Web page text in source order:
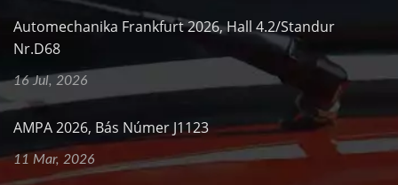
Automechanika Frankfurt 2026, Hall 4.2/Standur
Nr.D68
16 Jul, 2026
AMPA 2026, Bás Númer J1123
11 Mar, 2026